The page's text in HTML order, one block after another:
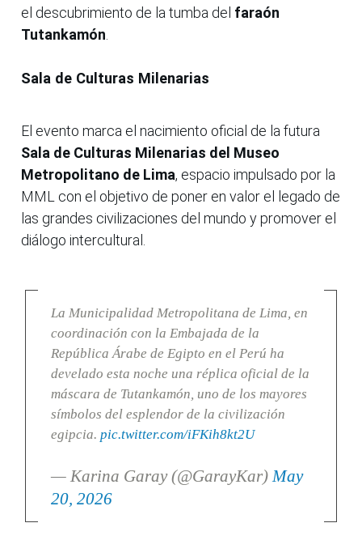
el descubrimiento de la tumba del faraón
Tutankamón
Sala de Culturas Milenarias
El evento marca el nacimiento oficial de la futura
Sala de Culturas Milenarias del Museo
Metropolitano de Lima, espacio impulsado por la
MML con el objetivo de poner en valor el legado de
las grandes civilizaciones del mundo y promover el
diálogo intercultural.
La Municipalidad Metropolitana de Lima, en
coordinación con la Embajada de la
República Árabe de Egipto en el Perú ha
develado esta noche una réplica oficial de la
máscara de Tutankamón, uno de los mayores
símbolos del esplendor de la civilización
egipcia. pic.twitter.com/iFKih8kt2U
— Karina Garay (@GarayKar) May
20, 2026